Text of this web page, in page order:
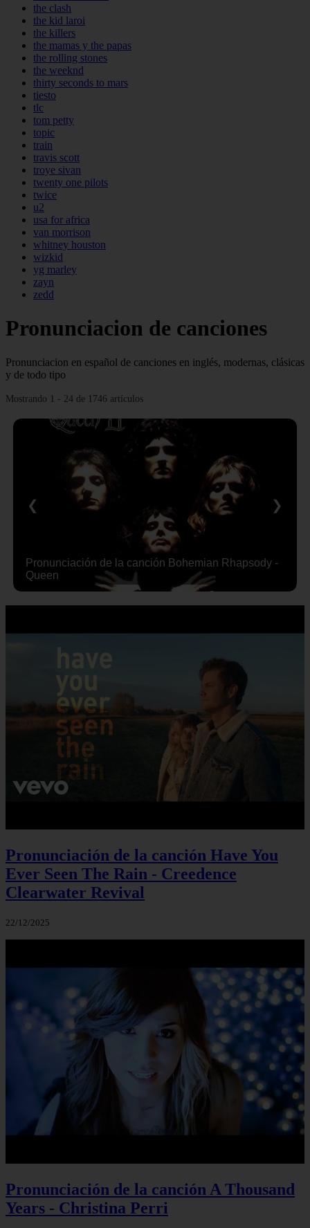
the clash
the kid laroi
the killers
the mamas y the papas
the rolling stones
the weeknd
thirty seconds to mars
tiesto
tlc
tom petty
topic
train
travis scott
troye sivan
twenty one pilots
twice
u2
usa for africa
van morrison
whitney houston
wizkid
yg marley
zayn
zedd
Pronunciacion de canciones
Pronunciacion en español de canciones en inglés, modernas, clásicas
y de todo tipo
Mostrando 1 - 24 de 1746 artículos
Pronunciación de la canción Bohemian Rhapsody -
Queen
❮ ❯
Pronunciación de la canción Have You
Ever Seen The Rain - Creedence
Clearwater Revival
22/12/2025
Pronunciación de la canción A Thousand
Years - Christina Perri